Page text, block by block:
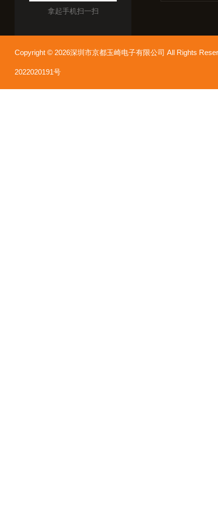
拿起手机扫一扫
Copyright © 2026深圳市京都玉崎电子有限公司 All Rights
2022020191号